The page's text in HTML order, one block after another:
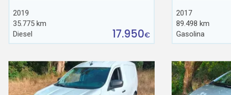
2019
35.775 km
Diesel
17.950€
2017
89.498 km
Gasolina